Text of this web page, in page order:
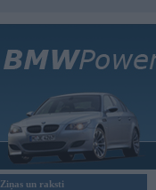
Ziņas un raksti